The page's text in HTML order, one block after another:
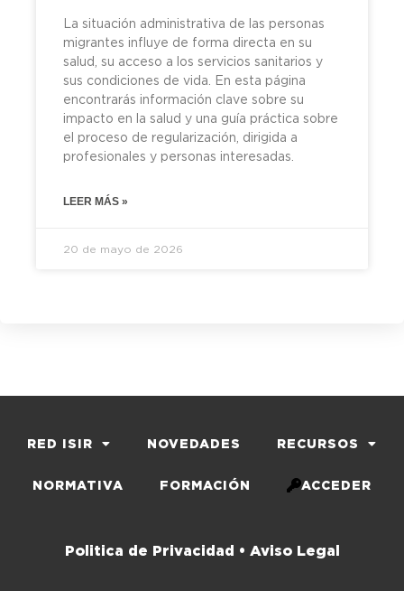
La situación administrativa de las personas
migrantes influye de forma directa en su
salud, su acceso a los servicios sanitarios y
sus condiciones de vida. En esta página
encontrarás información clave sobre su
impacto en la salud y una guía práctica sobre
el proceso de regularización, dirigida a
profesionales y personas interesadas.
LEER MÁS »
20 de mayo de 2026
RED ISIR NOVEDADES RECURSOS
NORMATIVA FORMACIÓN ACCEDER
Politica de Privacidad • Aviso Legal